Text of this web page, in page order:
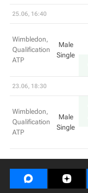
25.06, 16:40
Wimbledon,
Qualification
ATP
Male
Single
23.06, 18:30
Wimbledon,
Qualification
ATP
Male
Single